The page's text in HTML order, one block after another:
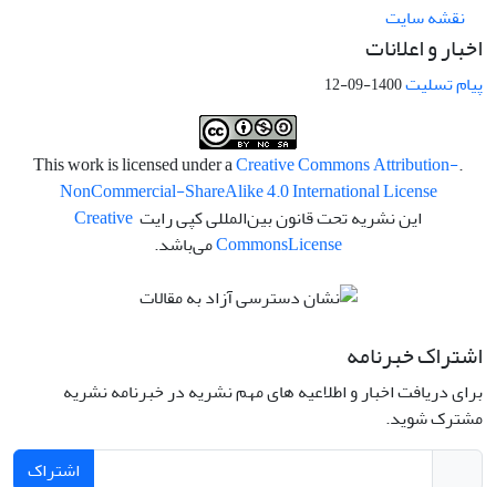
نقشه سایت
اخبار و اعلانات
پیام تسلیت1400-09-12
.This work is licensed under a
Creative Commons Attribution-
NonCommercial-ShareAlike 4.0 International License
این نشریه تحت قانون بین‌المللی کپی رایت Creative
CommonsLicense می‌باشد.
اشتراک خبرنامه
برای دریافت اخبار و اطلاعیه های مهم نشریه در خبرنامه نشریه
مشترک شوید.
اشتراک